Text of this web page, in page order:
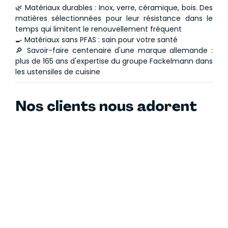
🌿 Matériaux durables : Inox, verre, céramique, bois. Des
matières sélectionnées pour leur résistance dans le
temps qui limitent le renouvellement fréquent
🍳 Matériaux sans PFAS : sain pour votre santé
🔎 Savoir-faire centenaire d'une marque allemande :
plus de 165 ans d'expertise du groupe Fackelmann dans
les ustensiles de cuisine
Nos clients nous adorent